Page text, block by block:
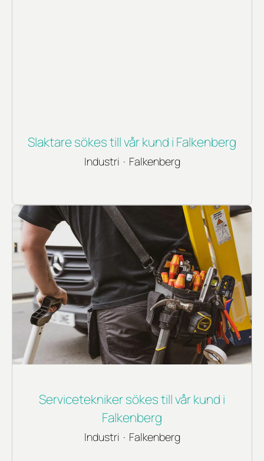
Slaktare sökes till vår kund i Falkenberg
Industri · Falkenberg
Servicetekniker sökes till vår kund i
Falkenberg
Industri · Falkenberg